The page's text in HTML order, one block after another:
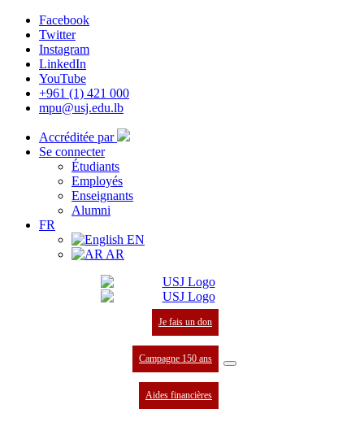
Facebook
Twitter
Instagram
LinkedIn
YouTube
+961 (1) 421 000
mpu@usj.edu.lb
Accréditée par
Se connecter
Étudiants
Employés
Enseignants
Alumni
FR
EN
AR
Je fais un don
Campagne 150 ans
Aides financières